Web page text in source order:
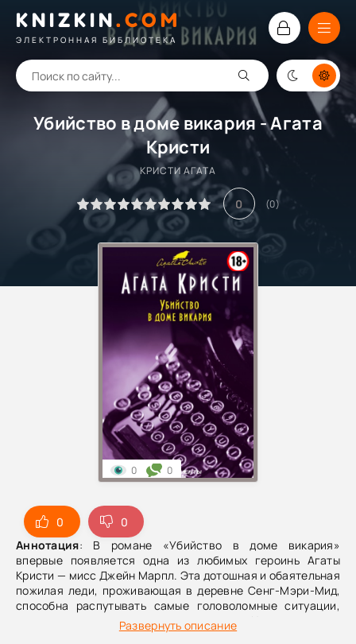
KNIZKIN. COM
ЭЛЕКТРОННАЯ БИБЛИОТЕКА
Убийство в доме викария - Агата
Кристи
КРИСТИ АГАТА
0 (0)
0
0
Аннотация: В романе «Убийство в доме викария»
впервые появляется одна из любимых героинь Агаты
Кристи — мисс Джейн Марпл. Эта дотошная и обаятельная
пожилая леди, проживающая в деревне Сенг-Мэри-Мид,
способна распутывать самые головоломные ситуации,
лишь ненадолго отвлекаясь от вязания. И когда в доме
викария происходит убийство полковника Протеро,
Развернуть описание
0 0